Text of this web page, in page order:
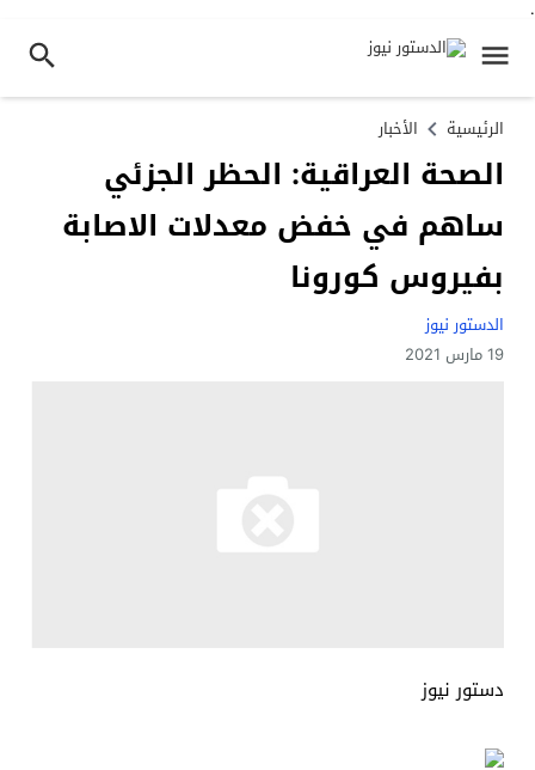
.
الرئيسية الأخبار
الصحة العراقية: الحظر الجزئي
ساهم في خفض معدلات الاصابة
بفيروس كورونا
الدستور نيوز
19 مارس 2021
دستور نيوز